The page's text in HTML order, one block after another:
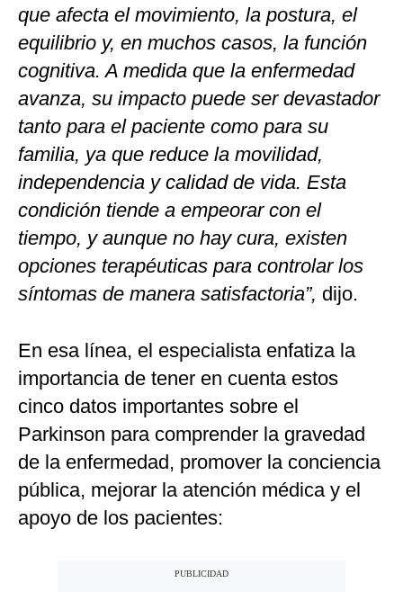
que afecta el movimiento, la postura, el
equilibrio y, en muchos casos, la función
cognitiva. A medida que la enfermedad
avanza, su impacto puede ser devastador
tanto para el paciente como para su
familia, ya que reduce la movilidad,
independencia y calidad de vida. Esta
condición tiende a empeorar con el
tiempo, y aunque no hay cura, existen
opciones terapéuticas para controlar los
síntomas de manera satisfactoria”, dijo.
En esa línea, el especialista enfatiza la
importancia de tener en cuenta estos
cinco datos importantes sobre el
Parkinson para comprender la gravedad
de la enfermedad, promover la conciencia
pública, mejorar la atención médica y el
apoyo de los pacientes: